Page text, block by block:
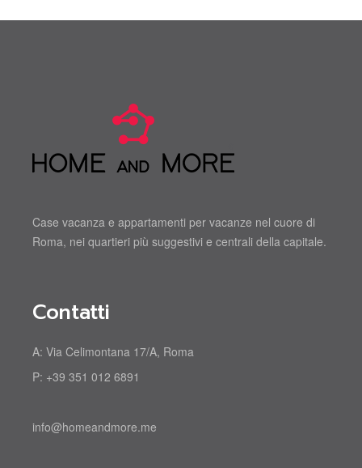
Case vacanza e appartamenti per vacanze nel cuore di
Roma, nei quartieri più suggestivi e centrali della capitale.
Contatti
A:Via Celimontana 17/A, Roma
P: +39 351 012 6891
info@homeandmore.me